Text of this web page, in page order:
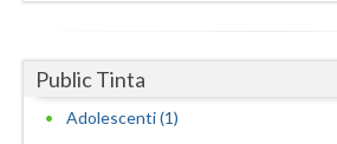
Maramures
Public Tinta
Adolescenti (1)